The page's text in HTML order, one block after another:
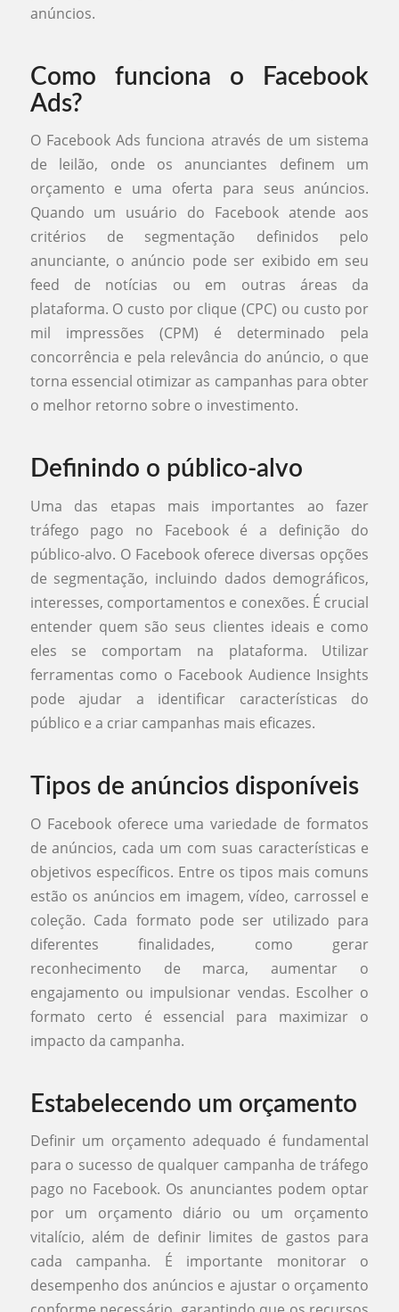
anúncios.
Como funciona o Facebook
Ads?
O Facebook Ads funciona através de um sistema
de leilão, onde os anunciantes definem um
orçamento e uma oferta para seus anúncios.
Quando um usuário do Facebook atende aos
critérios de segmentação definidos pelo
anunciante, o anúncio pode ser exibido em seu
feed de notícias ou em outras áreas da
plataforma. O custo por clique (CPC) ou custo por
mil impressões (CPM) é determinado pela
concorrência e pela relevância do anúncio, o que
torna essencial otimizar as campanhas para obter
o melhor retorno sobre o investimento.
Definindo o público-alvo
Uma das etapas mais importantes ao fazer
tráfego pago no Facebook é a definição do
público-alvo. O Facebook oferece diversas opções
de segmentação, incluindo dados demográficos,
interesses, comportamentos e conexões. É crucial
entender quem são seus clientes ideais e como
eles se comportam na plataforma. Utilizar
ferramentas como o Facebook Audience Insights
pode ajudar a identificar características do
público e a criar campanhas mais eficazes.
Tipos de anúncios disponíveis
O Facebook oferece uma variedade de formatos
de anúncios, cada um com suas características e
objetivos específicos. Entre os tipos mais comuns
estão os anúncios em imagem, vídeo, carrossel e
coleção. Cada formato pode ser utilizado para
diferentes finalidades, como gerar
reconhecimento de marca, aumentar o
engajamento ou impulsionar vendas. Escolher o
formato certo é essencial para maximizar o
impacto da campanha.
Estabelecendo um orçamento
Definir um orçamento adequado é fundamental
para o sucesso de qualquer campanha de tráfego
pago no Facebook. Os anunciantes podem optar
por um orçamento diário ou um orçamento
vitalício, além de definir limites de gastos para
cada campanha. É importante monitorar o
desempenho dos anúncios e ajustar o orçamento